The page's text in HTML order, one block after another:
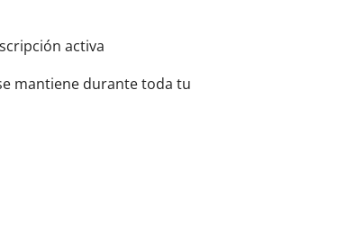
activa
mantiene durante toda tu